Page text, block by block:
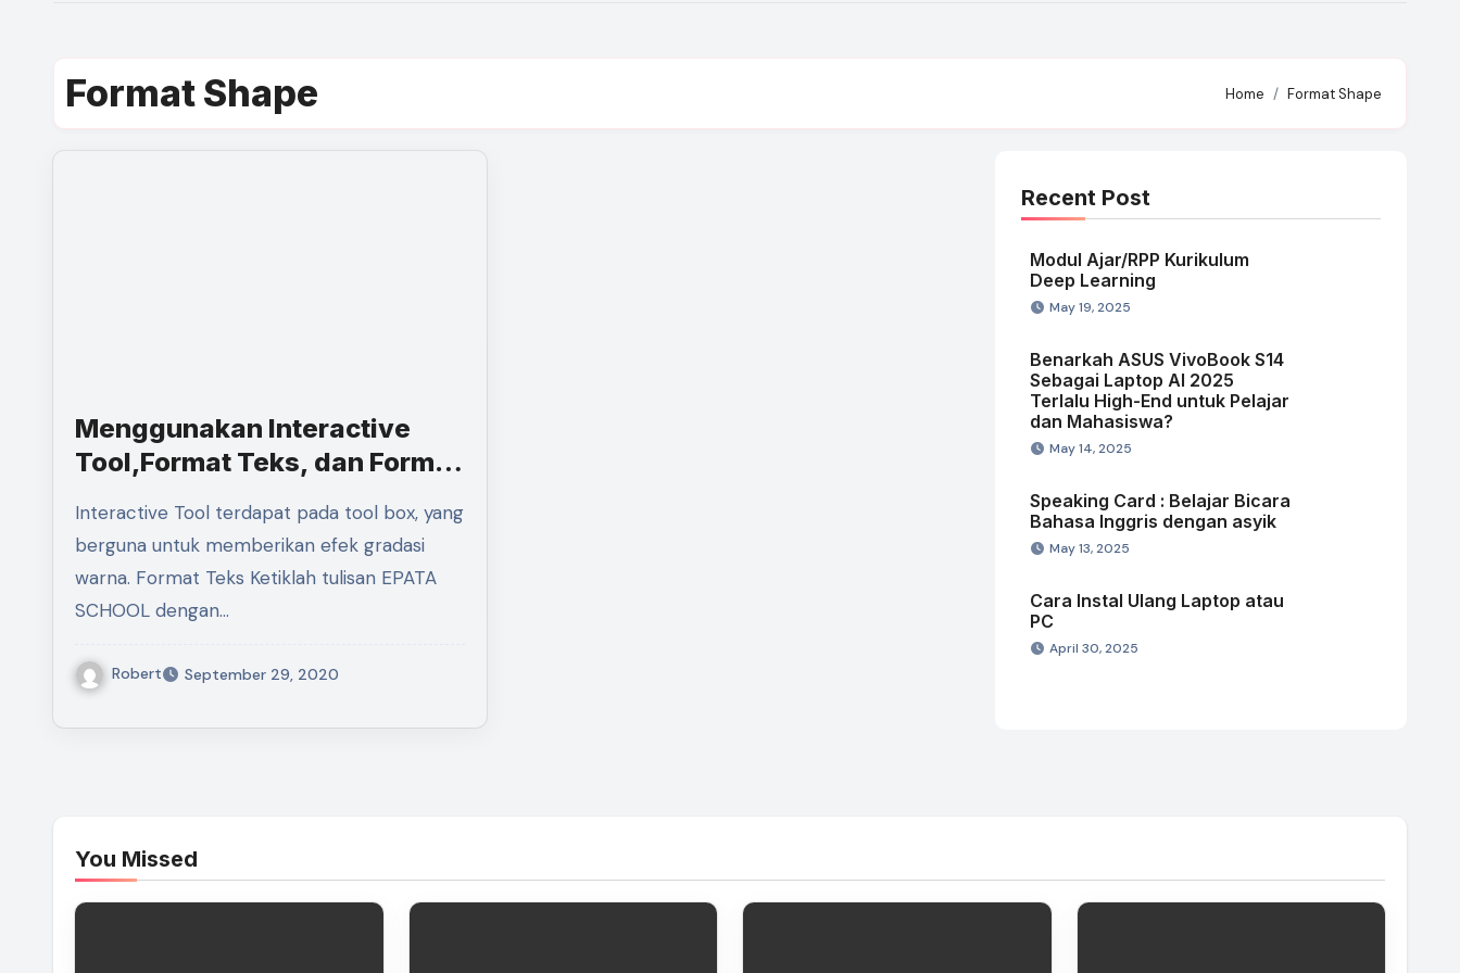
Format Shape Home Format Shape
Menggunakan Interactive
Tool,Format Teks, dan Format
Interactive Tool terdapat pada tool box, yang
berguna untuk memberikan efek gradasi
warna. Format Teks Ketiklah tulisan EPATA
SCHOOL dengan…
Robert September 29, 2020
Recent Post
Modul Ajar/RPP Kurikulum
Deep Learning
May 19, 2025
Benarkah ASUS VivoBook S14
Sebagai Laptop AI 2025
Terlalu High-End untuk Pelajar
dan Mahasiswa?
May 14, 2025
Speaking Card : Belajar Bicara
Bahasa Inggris dengan asyik
May 13, 2025
Cara Instal Ulang Laptop atau
PC
April 30, 2025
You Missed